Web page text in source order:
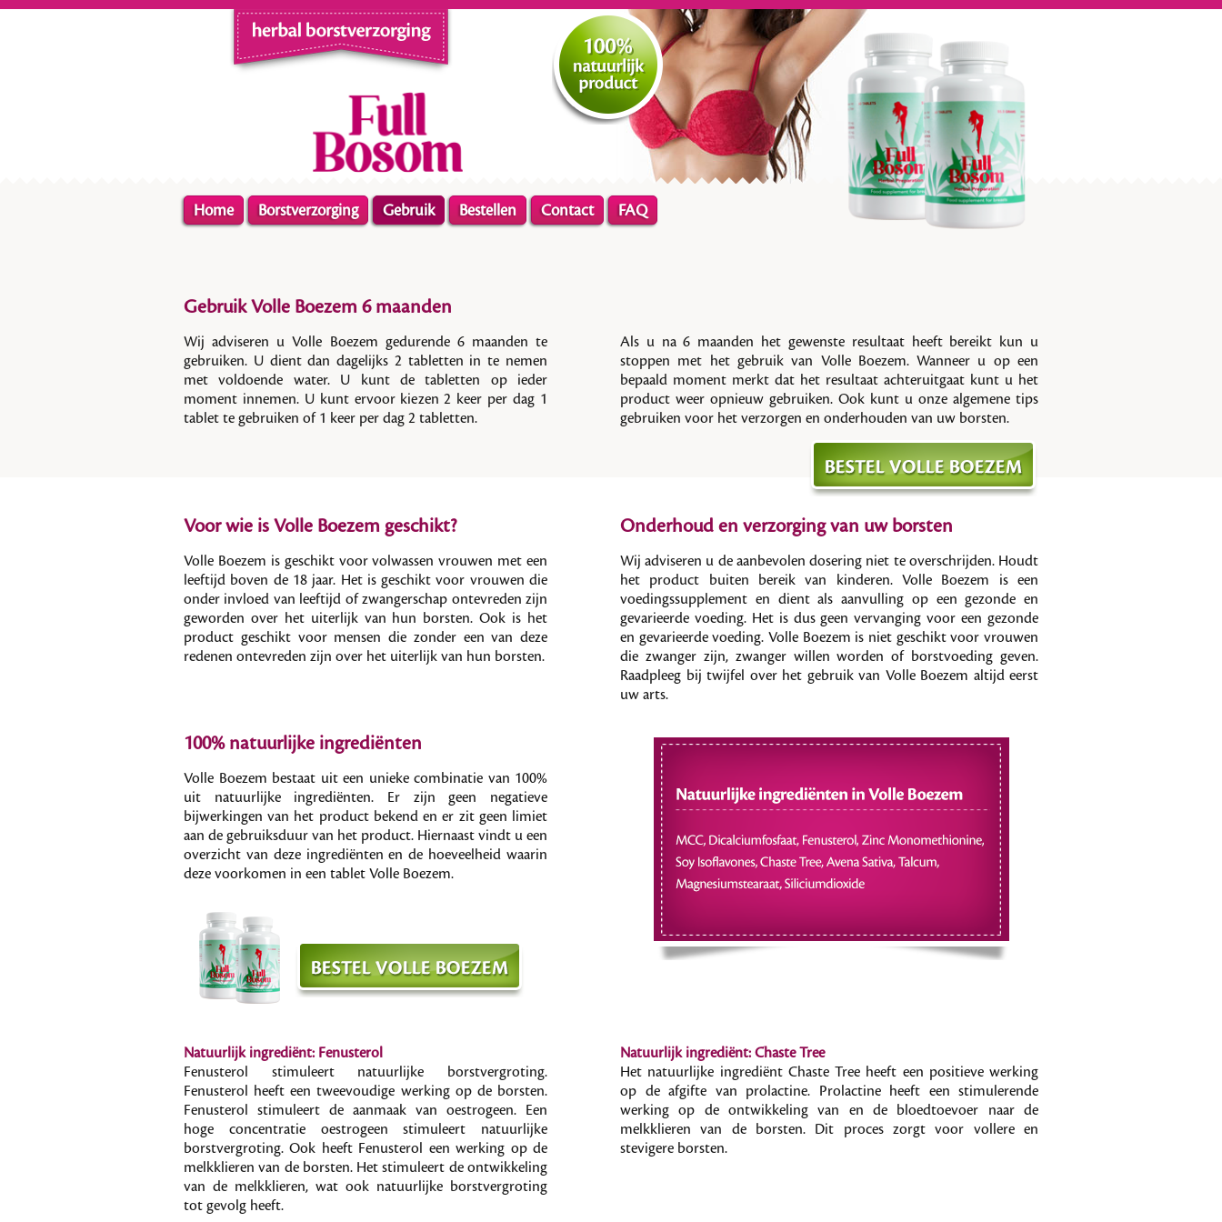
Home Borstverzorging Gebruik Bestellen Contact FAQ
Gebruik Volle Boezem 6 maanden
Wij adviseren u Volle Boezem gedurende 6 maanden te
gebruiken. U dient dan dagelijks 2 tabletten in te nemen
met voldoende water. U kunt de tabletten op ieder
moment innemen. U kunt ervoor kiezen 2 keer per dag 1
tablet te gebruiken of 1 keer per dag 2 tabletten.
Als u na 6 maanden het gewenste resultaat heeft bereikt kun u
stoppen met het gebruik van Volle Boezem. Wanneer u op een
bepaald moment merkt dat het resultaat achteruitgaat kunt u het
product weer opnieuw gebruiken. Ook kunt u onze algemene tips
gebruiken voor het verzorgen en onderhouden van uw borsten.
Voor wie is Volle Boezem geschikt?
Volle Boezem is geschikt voor volwassen vrouwen met een
leeftijd boven de 18 jaar. Het is geschikt voor vrouwen die
onder invloed van leeftijd of zwangerschap ontevreden zijn
geworden over het uiterlijk van hun borsten. Ook is het
product geschikt voor mensen die zonder een van deze
redenen ontevreden zijn over het uiterlijk van hun borsten.
Onderhoud en verzorging van uw borsten
Wij adviseren u de aanbevolen dosering niet te overschrijden. Houdt
het product buiten bereik van kinderen. Volle Boezem is een
voedingssupplement en dient als aanvulling op een gezonde en
gevarieerde voeding. Het is dus geen vervanging voor een gezonde
en gevarieerde voeding. Volle Boezem is niet geschikt voor vrouwen
die zwanger zijn, zwanger willen worden of borstvoeding geven.
Raadpleeg bij twijfel over het gebruik van Volle Boezem altijd eerst
uw arts.
100% natuurlijke ingrediënten
Volle Boezem bestaat uit een unieke combinatie van 100%
uit natuurlijke ingrediënten. Er zijn geen negatieve
bijwerkingen van het product bekend en er zit geen limiet
aan de gebruiksduur van het product. Hiernaast vindt u een
overzicht van deze ingrediënten en de hoeveelheid waarin
deze voorkomen in een tablet Volle Boezem.
Natuurlijk ingrediënt: Fenusterol
Fenusterol stimuleert natuurlijke borstvergroting.
Fenusterol heeft een tweevoudige werking op de borsten.
Fenusterol stimuleert de aanmaak van oestrogeen. Een
hoge concentratie oestrogeen stimuleert natuurlijke
borstvergroting. Ook heeft Fenusterol een werking op de
melkklieren van de borsten. Het stimuleert de ontwikkeling
van de melkklieren, wat ook natuurlijke borstvergroting
tot gevolg heeft.
Natuurlijk ingrediënt: Chaste Tree
Het natuurlijke ingrediënt Chaste Tree heeft een positieve werking
op de afgifte van prolactine. Prolactine heeft een stimulerende
werking op de ontwikkeling van en de bloedtoevoer naar de
melkklieren van de borsten. Dit proces zorgt voor vollere en
stevigere borsten.